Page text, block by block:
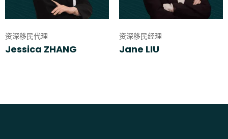
资深移民代理
Jessica ZHANG
资深移民经理
Jane LIU